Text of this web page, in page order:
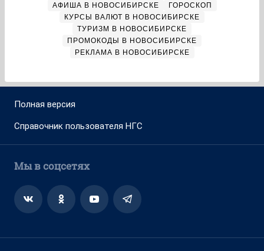
АФИША В НОВОСИБИРСКЕ
ГОРОСКОП
КУРСЫ ВАЛЮТ В НОВОСИБИРСКЕ
ТУРИЗМ В НОВОСИБИРСКЕ
ПРОМОКОДЫ В НОВОСИБИРСКЕ
РЕКЛАМА В НОВОСИБИРСКЕ
Полная версия
Справочник пользователя НГС
Мы в соцсетях